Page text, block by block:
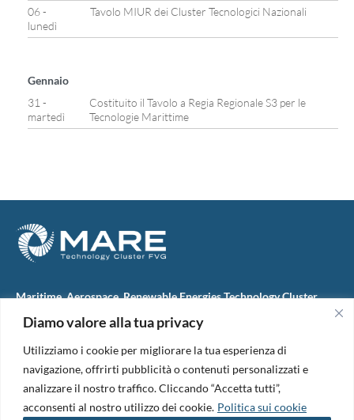
Diamo valore alla tua privacy
Utilizziamo i cookie per migliorare la tua esperienza di
navigazione, offrirti pubblicità o contenuti personalizzati e
analizzare il nostro traffico. Cliccando “Accetta tutti”,
acconsenti al nostro utilizzo dei cookie. Politica sui cookie
06 -
lunedì
Tavolo MIUR dei Cluster Tecnologici Nazionali
Gennaio
31 -
martedì
Costituito il Tavolo a Regia Regionale S3 per le
Tecnologie Marittime
Maritime, Aerospace, Renewable Energies Technology Cluster
M.A.R.E. TC FVG S.c.ar.l.
34074 Monfalcone (Italy)
tel. +39 0481 723440
Codice Fiscale e Partita Iva: 01138620313
PEC:marefvg@legalmail.it
Codice univoco per i pagamenti: M5UXCR1